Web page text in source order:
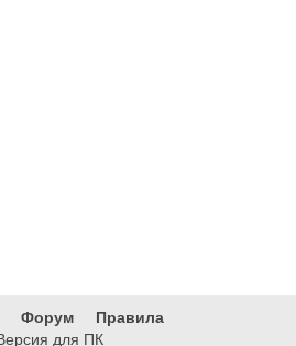
Форум
Правила
для ПК